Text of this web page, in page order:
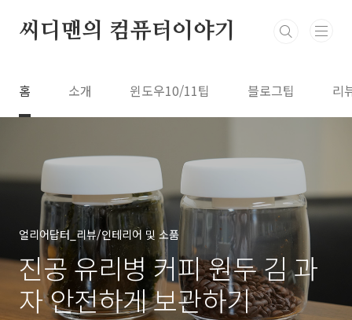
씨디맨의 컴퓨터이야기
홈 소개 윈도우10/11팁 블로그팁 리
얼리어답터_리뷰/인테리어 및 소품
진공 유리병 커피 원두 김 과
자 안전하게 보관하기